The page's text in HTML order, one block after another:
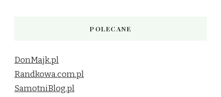
POLECANE
DonMajk.pl
Randkowa.com.pl
SamotniBlog.pl